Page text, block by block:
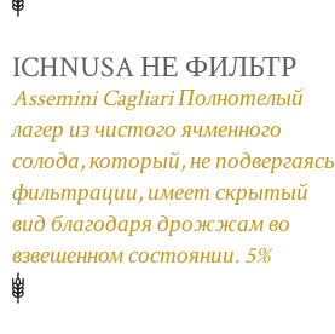
ICHNUSA НЕ ФИЛЬТР
Assemini Cagliari Полнотелый
лагер из чистого ячменного
солода, который, не подвергаясь
фильтрации, имеет скрытый
вид благодаря дрожжам во
взвешенном состоянии. 5%